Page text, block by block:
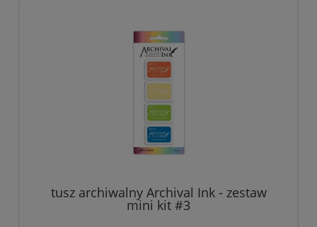
tusz archiwalny Archival Ink - zestaw
mini kit #3